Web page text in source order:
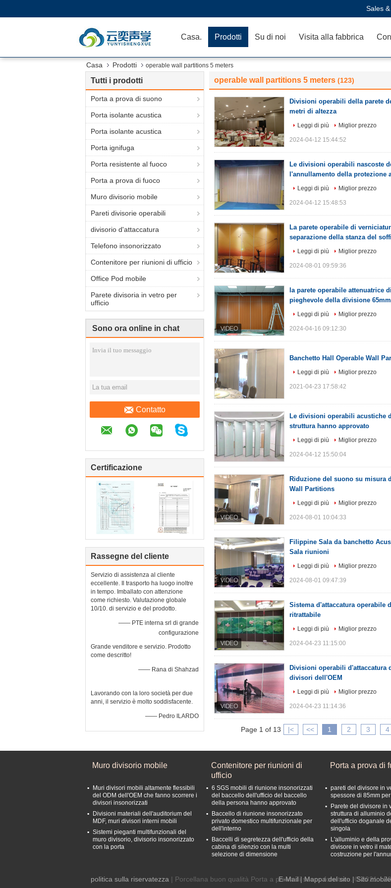
Sales
Casa. Prodotti Su di noi Visita alla fabbrica
Casa Prodotti operable wall partitions 5 meters
Tutti i prodotti
Porta a prova di suono
Porta isolante acustica
Porta isolante acustica
Porta ignifuga
Porta resistente al fuoco
Porta a prova di fuoco
Muro divisorio mobile
Pareti divisorie operabili
divisorio d'attaccatura
Telefono insonorizzato
Contenitore per riunioni di ufficio
Office Pod mobile
Parete divisoria in vetro per
ufficio
Sono ora online in chat
Contatto
Certificazione
Rassegne del cliente
Servizio di assistenza al cliente
eccellente. Il trasporto ha luogo inoltre
in tempo. Imballato con attenzione
come richiesto. Valutazione globale
10/10. di servizio e del prodotto.
—— PTE interna srl di grande
configurazione
Grande venditore e servizio. Prodotto
come descritto!
—— Rana di Shahzad
Lavorando con la loro società per due
anni, il servizio è molto soddisfacente.
—— Pedro ILARDO
operable wall partitions 5 meters (123)
Divisioni operabili della parete
metri di altezza
Leggi di più Miglior prezzo
2024-04-12 15:44:52
Le divisioni operabili nascoste
l'annullamento della protezione
Leggi di più Miglior prezzo
2024-04-12 15:48:53
La parete operabile di
separazione della stanza del
Leggi di più Miglior prezzo
2024-08-01 09:59:36
la parete operabile attenuatrice
pieghevole della divisione 65mm
Leggi di più Miglior prezzo
2024-04-16 09:12:30
Banchetto Hall Operable Wall
Leggi di più Miglior prezzo
2021-04-23 17:58:42
Le divisioni operabili acustiche
struttura hanno approvato
Leggi di più Miglior prezzo
2024-04-12 15:50:04
Riduzione del suono su misura
Wall Partitions
Leggi di più Miglior prezzo
2024-08-01 10:04:33
Filippine Sala da banchetto
Sala riunioni
Leggi di più Miglior prezzo
2024-08-01 09:47:39
Sistema d'attaccatura operabile
ritrattabile
Leggi di più Miglior prezzo
2024-04-23 11:15:00
Divisioni operabili d'attaccatura
divisori dell'OEM
Leggi di più Miglior prezzo
2024-04-23 11:14:36
Page 1 of 13 |< << 1 2 3 4
Muro divisorio mobile
Muri divisori mobili altamente flessibili
del ODM dell'OEM che fanno scorrere i
divisori insonorizzati
Divisioni materiali dell'auditorium del
MDF, muri divisori interni mobili
Sistemi pieganti multifunzionali del
muro divisorio, divisorio insonorizzato
con la porta
Contenitore per riunioni di
ufficio
6 SGS mobili di riunione insonorizzati
del baccello dell'ufficio del baccello
della persona hanno approvato
Baccello di riunione insonorizzato
privato domestico multifunzionale per
dell'interno
Baccelli di segretezza dell'ufficio della
cabina di silenzio con la multi
selezione di dimensione
Porta a prova di
pareti del divisore in
spessore di 85mm
Parete del divisore in
struttura di alluminio
dell'ufficio doganale
singola
L'alluminio e della
divisore in vetro il
costruzione per
E-Mail|Mappa del sito | Sito mobile
politica sulla riservatezza | Porcellana buon qualità Porta a prova di suono fornitore. © 2021 -